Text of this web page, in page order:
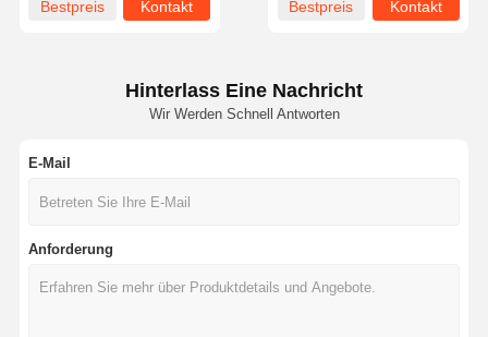
Bestpreis
Kontakt
Bestpreis Kontakt
Hinterlass Eine Nachricht
Wir Werden Schnell Antworten
E-Mail
Anforderung